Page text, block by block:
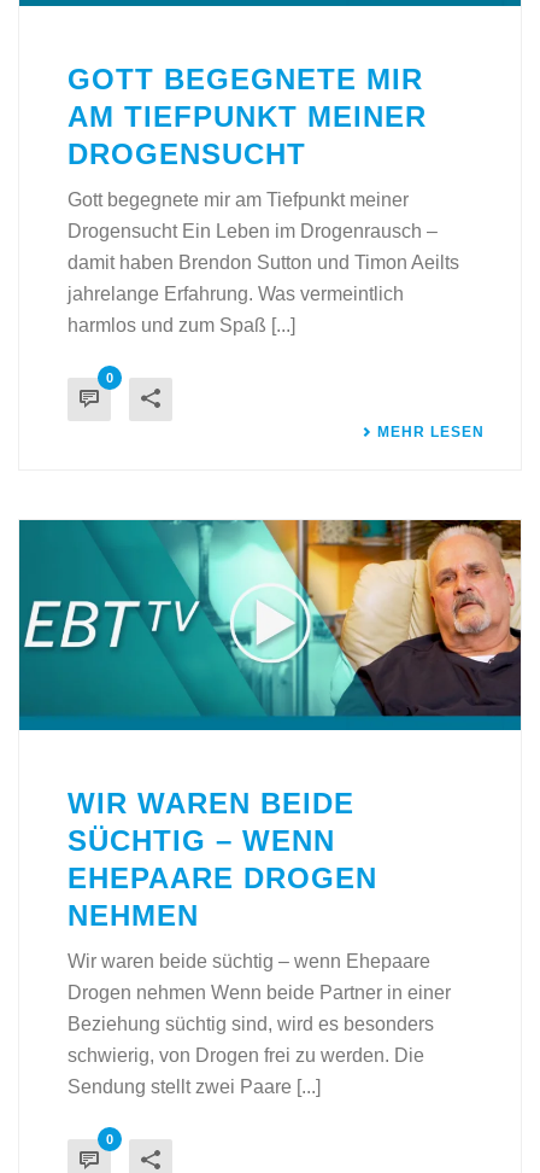
GOTT BEGEGNETE MIR
AM TIEFPUNKT MEINER
DROGENSUCHT
Gott begegnete mir am Tiefpunkt meiner
Drogensucht Ein Leben im Drogenrausch –
damit haben Brendon Sutton und Timon Aeilts
jahrelange Erfahrung. Was vermeintlich
harmlos und zum Spaß [...]
0
MEHR LESEN
WIR WAREN BEIDE
SÜCHTIG – WENN
EHEPAARE DROGEN
NEHMEN
Wir waren beide süchtig – wenn Ehepaare
Drogen nehmen Wenn beide Partner in einer
Beziehung süchtig sind, wird es besonders
schwierig, von Drogen frei zu werden. Die
Sendung stellt zwei Paare [...]
0